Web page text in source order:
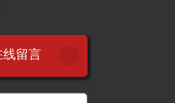
线留言